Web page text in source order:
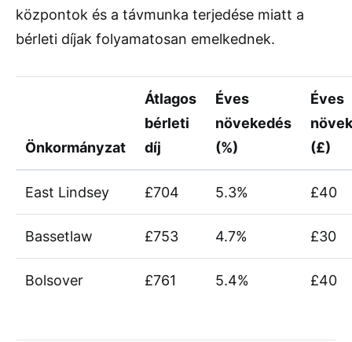
központok és a távmunka terjedése miatt a
bérleti díjak folyamatosan emelkednek.
Önkormányzat
Átlagos
bérleti
díj
Éves
növekedés
(%)
Éves
(£)
East Lindsey £704 5.3% £40
Bassetlaw £753 4.7% £30
Bolsover £761 5.4% £40